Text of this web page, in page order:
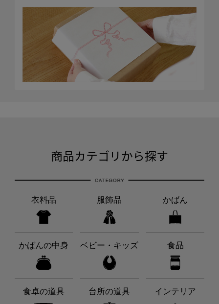
商品カテゴリから探す
衣料品 服飾品 かばん
かばんの中身 ベビー・キッズ 食品
食卓の道具 台所の道具 インテリア